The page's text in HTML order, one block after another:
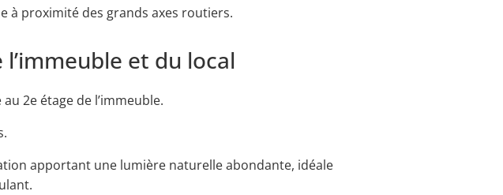
à proximité des grands axes routiers.
et du local
2e étage de l’immeuble.
apportant une lumière naturelle abondante, idéale